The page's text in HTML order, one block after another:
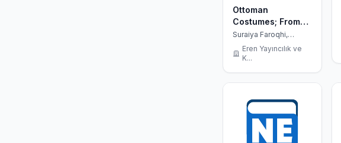
Ottoman
Costumes; From
Textile to Identity
Suraiya Faroqhi,
Christoph K. Neumann
Eren Yayıncılık ve
K...